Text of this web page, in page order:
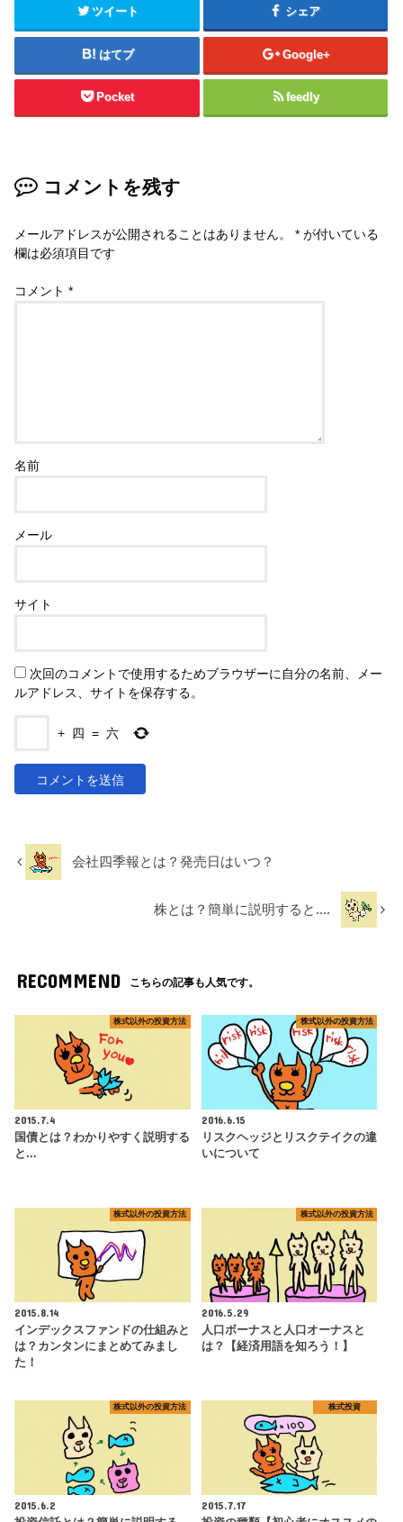
ツイート シェア
はてブ Google+
Pocket feedly
コメントを残す
メールアドレスが公開されることはありません。 * が付いている
欄は必須項目です
コメント*
名前
メール
サイト
次回のコメントで使用するためブラウザーに自分の名前、メー
ルアドレス、サイトを保存する。
+ 四 = 六
会社四季報とは？発売日はいつ？
株とは？簡単に説明すると....
RECOMMEND こちらの記事も人気です。
株式以外の投資方法
2015.7.4
国債とは？わかりやすく説明する
と...
株式以外の投資方法
2016.6.15
リスクヘッジとリスクテイクの違
いについて
株式以外の投資方法
2015.8.14
インデックスファンドの仕組みと
は？カンタンにまとめてみまし
た！
株式以外の投資方法
2016.5.29
人口ボーナスと人口オーナスと
は？【経済用語を知ろう！】
株式以外の投資方法
2015.6.2
株式投資
2015.7.17